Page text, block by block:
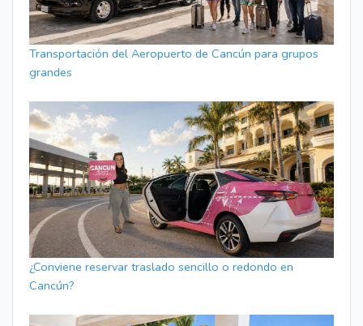
Transportación del Aeropuerto de Cancún para grupos
grandes
¿Conviene reservar traslado sencillo o redondo en
Cancún?